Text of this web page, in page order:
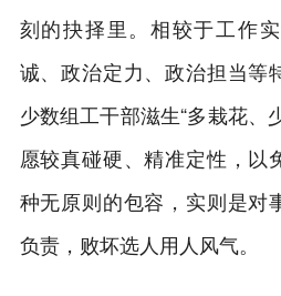
刻的抉择里。相较于工作
诚、政治定力、政治担当等
少数组工干部滋生“多栽花、
愿较真碰硬、精准定性，以
种无原则的包容，实则是对
负责，败坏选人用人风气。